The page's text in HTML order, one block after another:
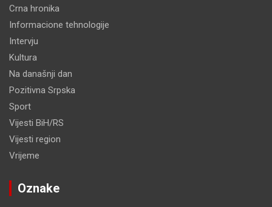
Crna hronika
Informacione tehnologije
Intervju
Kultura
Na današnji dan
Pozitivna Srpska
Sport
Vijesti BiH/RS
Vijesti region
Vrijeme
Oznake